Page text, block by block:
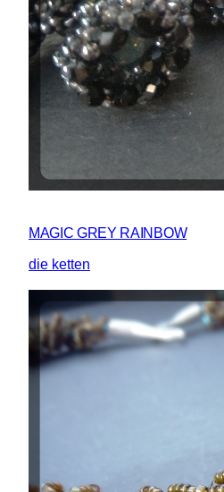
MAGIC GREY RAINBOW
die ketten